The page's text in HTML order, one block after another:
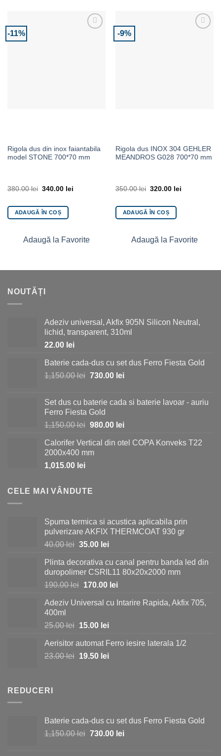
-11%
Rigola dus din inox faiantabila
model STONE 700*70 mm
380.00lei 340.00 lei
ADAUGĂ ÎN COȘ
Adaugă la Favorite
-9%
Rigola dus INOX 304 GEHLER
MEANDROS G028 700*70 mm
350.00lei 320.00 lei
ADAUGĂ ÎN COȘ
Adaugă la Favorite
NOUTĂȚI
Adeziv universal, Akfix 905N Silicon Neutral,
lichid, transparent, 310ml
22.00 lei
Baterie cada-dus cu set dus Ferro Fiesta Gold
1,150.00lei Prețul
fost:
1,150.00 lei.
730.00 leiPrețul
730.00 lei.
Set dus cu baterie cada si baterie lavoar - auriu
Ferro Fiesta Gold
1,150.00lei Prețul
a
fost:
980.00 leiPrețul
este:
Calorifer Vertical din otel COPA Konveks T22
2000x400 mm
1,015.00 lei
CELE MAI VÂNDUTE
Spuma termica si acustica aplicabila prin
pulverizare AKFIX THERMCOAT 930 gr
40.00lei Prețul
a
fost:
40.00 lei.
35.00 leiPrețul
este:
35.00 lei.
Plinta decorativa cu canal pentru banda led din
duropolimer CSRIL11 80x20x2000 mm
190.00lei Prețul
a
190.00 lei.
170.00 leiPrețul
este:
Adeziv Universal cu Intarire Rapida, Akfix 705,
400ml
25.00lei Prețul
a
fost:
15.00 leiPrețul
este:
15.00 lei.
Aerisitor automat Ferro iesire laterala 1/2
23.00lei Prețul
19.50 leiPrețul
REDUCERI
Baterie cada-dus cu set dus Ferro Fiesta Gold
1,150.00lei Prețul
730.00 leiPrețul